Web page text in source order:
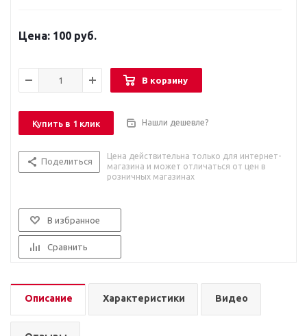
100 руб.
В корзину
Купить в 1 клик Нашли дешевле?
Поделиться
Цена действительна только для интернет-
магазина и может отличаться от цен в
розничных магазинах
В избранное
Сравнить
Описание Характеристики Видео